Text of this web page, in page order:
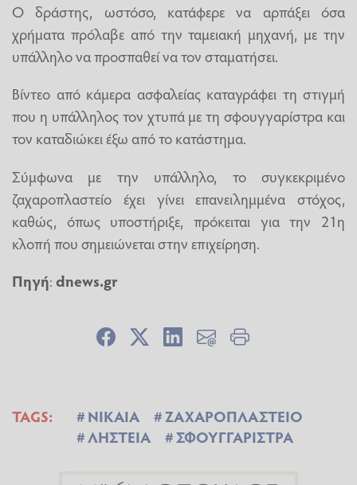
Ο δράστης, ωστόσο, κατάφερε να αρπάξει όσα
χρήματα πρόλαβε από την ταμειακή μηχανή, με την
υπάλληλο να προσπαθεί να τον σταματήσει.
Βίντεο από κάμερα ασφαλείας καταγράφει τη στιγμή
που η υπάλληλος τον χτυπά με τη σφουγγαρίστρα και
τον καταδιώκει έξω από το κατάστημα.
Σύμφωνα με την υπάλληλο, το συγκεκριμένο
ζαχαροπλαστείο έχει γίνει επανειλημμένα στόχος,
καθώς, όπως υποστήριξε, πρόκειται για την 21η
κλοπή που σημειώνεται στην επιχείρηση.
Πηγή:dnews.gr
TAGS: ΝΙΚΑΙΑ
ΖΑΧΑΡΟΠΛΑΣΤΕΙΟ
ΛΗΣΤΕΙΑ
ΣΦΟΥΓΓΑΡΙΣΤΡΑ